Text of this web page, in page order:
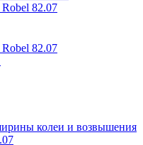
82.07
82.07